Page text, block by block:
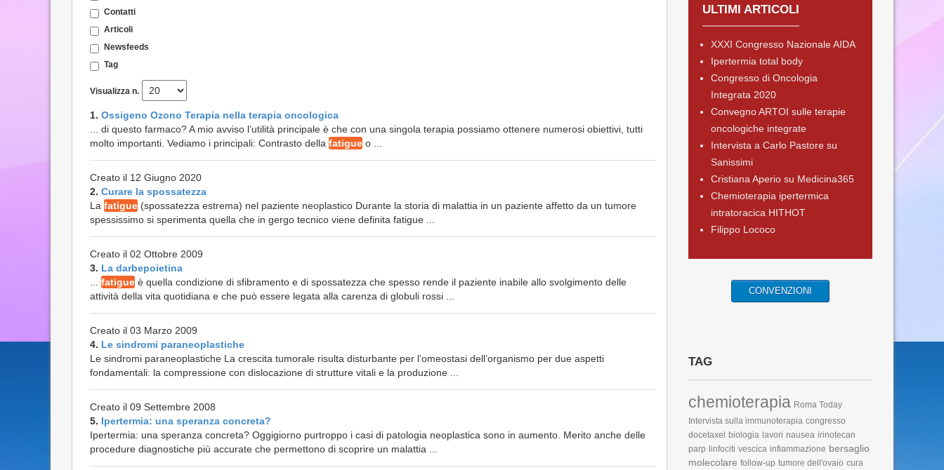
Contatti
Articoli
Newsfeeds
Tag
Visualizza n.
1. Ossigeno Ozono Terapia nella terapia oncologica
... di questo farmaco? A mio avviso l’utilità principale è che con una singola terapia possiamo ottenere numerosi obiettivi, tutti
molto importanti. Vediamo i principali: Contrasto della fatigue o ...
Creato il 12 Giugno 2020
2. Curare la spossatezza
La fatigue (spossatezza estrema) nel paziente neoplastico Durante la storia di malattia in un paziente affetto da un tumore
spessissimo si sperimenta quella che in gergo tecnico viene definita fatigue ...
Creato il 02 Ottobre 2009
3. La darbepoietina
fatigue è quella condizione di sfibramento e di spossatezza che spesso rende il paziente inabile allo svolgimento delle
attività della vita quotidiana e che può essere legata alla carenza di globuli rossi ...
Creato il 03 Marzo 2009
4. Le sindromi paraneoplastiche
Le sindromi paraneoplastiche La crescita tumorale risulta disturbante per l’omeostasi dell’organismo per due aspetti
fondamentali: la compressione con dislocazione di strutture vitali e la produzione ...
Creato il 09 Settembre 2008
5. Ipertermia: una speranza concreta?
Ipertermia: una speranza concreta? Oggigiorno purtroppo i casi di patologia neoplastica sono in aumento. Merito anche delle
procedure diagnostiche più accurate che permettono di scoprire un malattia ...
ULTIMI ARTICOLI
XXXI Congresso Nazionale AIDA
Ipertermia total body
Congresso di Oncologia
Integrata 2020
Convegno ARTOI sulle terapie
oncologiche integrate
Intervista a Carlo Pastore su
Sanissimi
Cristiana Aperio su Medicina365
Chemioterapia ipertermica
intratoracica HITHOT
Filippo Lococo
CONVENZIONI
TAG
chemioterapia Roma Today
Intervista sulla immunoterapia congresso
docetaxel
biologia lavori nausea irinotecan
parp linfociti vescica infiammazione bersaglio
molecolare follow-up tumore dell'ovaio cura